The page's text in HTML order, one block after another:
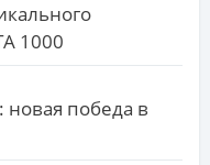
1000
новая победа в